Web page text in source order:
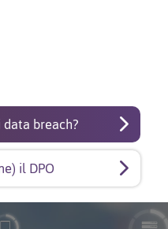
breach?
il DPO